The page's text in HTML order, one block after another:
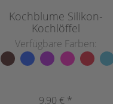
Kochblume Silikon-
Kochlöffel
Verfügbare Farben:
9,90 € *